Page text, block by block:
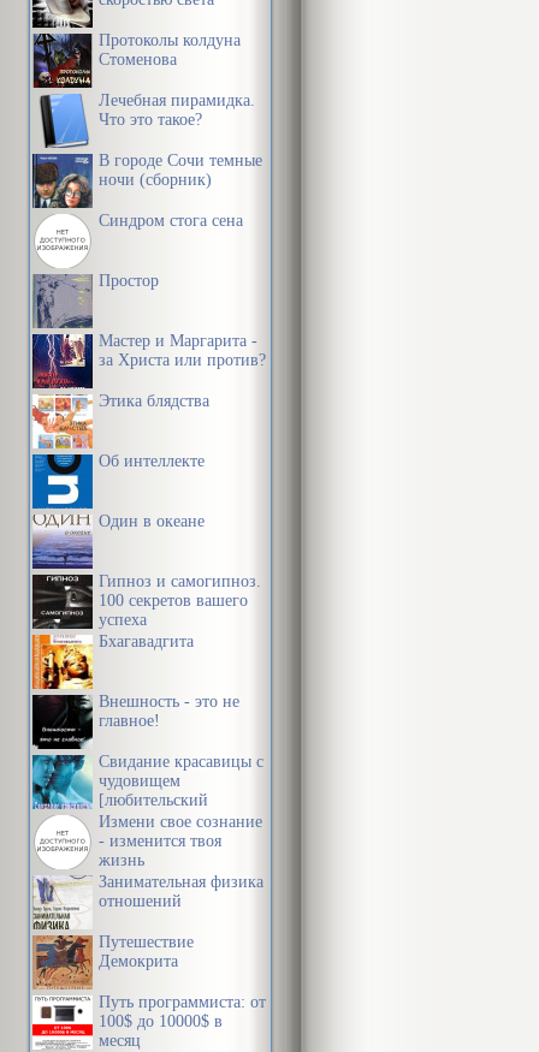
Протоколы колдуна
Стоменова
Лечебная пирамидка.
Что это такое?
В городе Сочи темные
ночи (сборник)
Синдром стога сена
Простор
Мастер и Маргарита -
за Христа или против?
Этика блядства
Об интеллекте
Один в океане
Гипноз и самогипноз.
100 секретов вашего
успеха
Бхагавадгита
Внешность - это не
главное!
Свидание красавицы с
чудовищем
[любительский
перевод]
Измени свое сознание
- изменится твоя
жизнь
Занимательная физика
отношений
Путешествие
Демокрита
Путь программиста: от
100$ до 10000$ в
месяц